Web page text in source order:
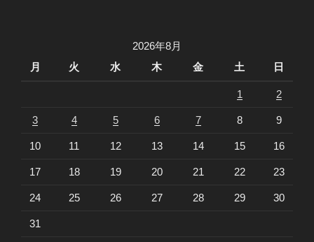
2026年8月
月
火 水 木 金 土 日
1 2
3 4 5 6 7 8 9
10 11 12 13 14 15 16
17 18 19 20 21 22 23
24 25 26 27 28 29 30
31